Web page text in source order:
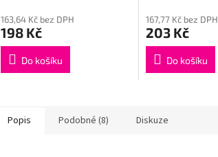
163,64 Kč bez DPH
198 Kč
Do košíku
167,77 Kč bez DPH
203 Kč
Do košíku
Popis Podobné (8) Diskuze